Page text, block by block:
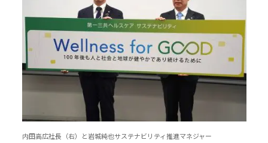
内田高広社長（右）と岩城純也サステナビリティ推進マネジャー